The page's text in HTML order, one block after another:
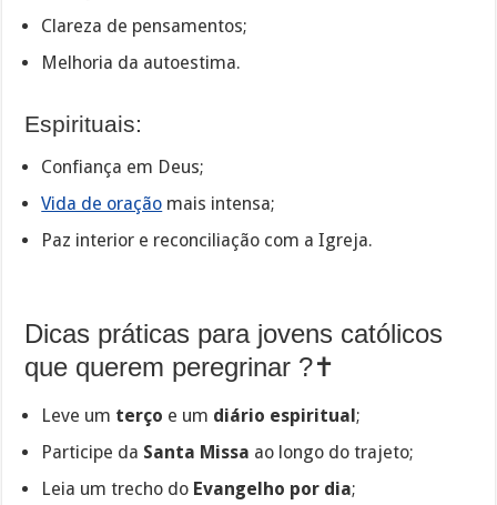
Clareza de pensamentos;
Melhoria da autoestima.
Espirituais:
Confiança em Deus;
Vida de oração mais intensa;
Paz interior e reconciliação com a Igreja.
Dicas práticas para jovens católicos
que querem peregrinar ?✝️
Leve um terço e um diário espiritual;
Participe da Santa Missa ao longo do trajeto;
Leia um trecho do Evangelho por dia;